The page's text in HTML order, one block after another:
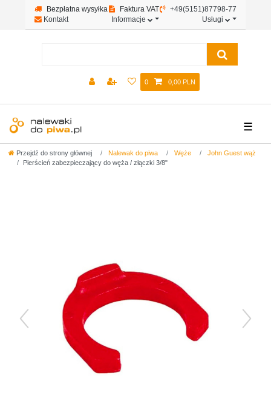
Bezpłatna wysyłka Faktura VAT
+49(5151)87798-77
Kontakt
Informacje Usługi
0 0,00 PLN
☰
Przejdź do strony głównej Nalewak do piwa Węże
John Guest wąż
Pierścień zabezpieczający do węża / złączki 3/8"